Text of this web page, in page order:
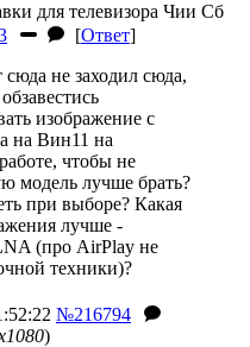
для телевизора Чии Сб
[Ответ]
не заходил сюда,
изображение с
на Вин11 на
чтобы не
модель лучше брать?
при выборе? Какая
лучше -
(про AirPlay не
техники)?
№216794
)